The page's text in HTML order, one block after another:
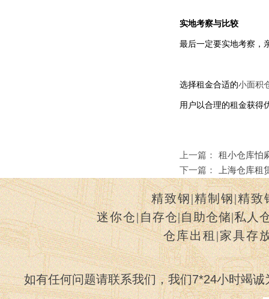
实地考察与比较
最后一定要实地考察，
选择租金合适的小面积
用户以合理的租金获得
上一篇：
租小仓库怕
下一篇：
上海仓库
精致钢|精制钢|精致
迷你仓|自存仓|自助仓储|私人
仓库出租|家具存
如有任何问题请联系我们，我们7*24小时竭诚